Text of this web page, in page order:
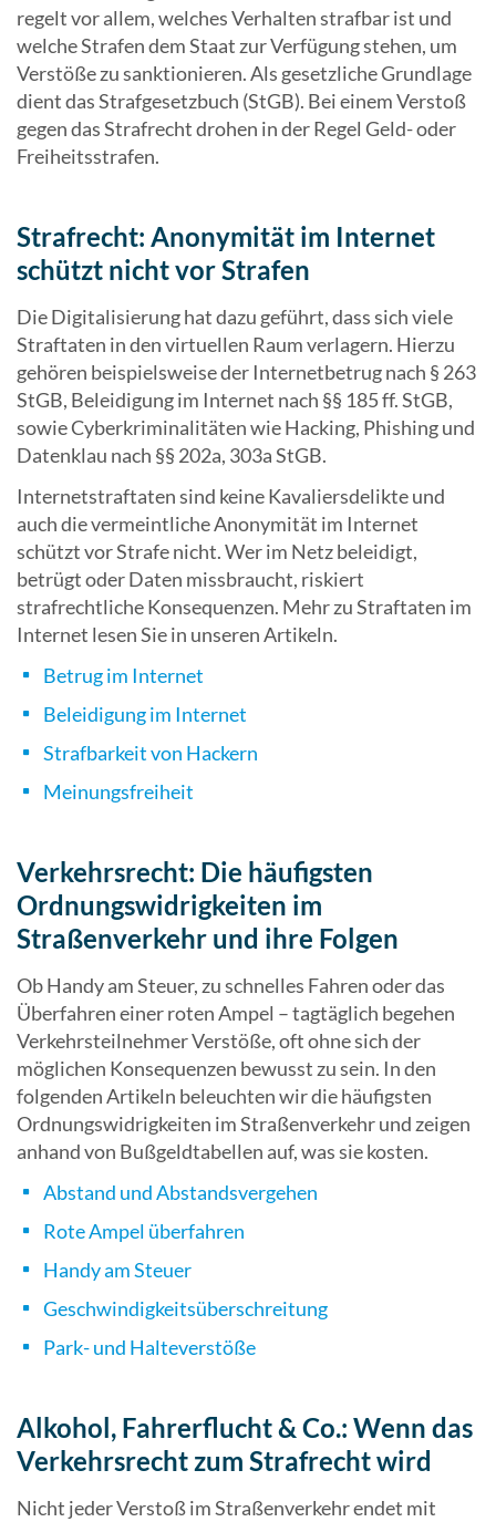
regelt vor allem, welches Verhalten strafbar ist und
welche Strafen dem Staat zur Verfügung stehen, um
Verstöße zu sanktionieren. Als gesetzliche Grundlage
dient das Strafgesetzbuch (StGB). Bei einem Verstoß
gegen das Strafrecht drohen in der Regel Geld- oder
Freiheitsstrafen.
Strafrecht: Anonymität im Internet
schützt nicht vor Strafen
Die Digitalisierung hat dazu geführt, dass sich viele
Straftaten in den virtuellen Raum verlagern. Hierzu
gehören beispielsweise der Internetbetrug nach § 263
StGB, Beleidigung im Internet nach §§ 185 ff. StGB,
sowie Cyberkriminalitäten wie Hacking, Phishing und
Datenklau nach §§ 202a, 303a StGB.
Internetstraftaten sind keine Kavaliersdelikte und
auch die vermeintliche Anonymität im Internet
schützt vor Strafe nicht. Wer im Netz beleidigt,
betrügt oder Daten missbraucht, riskiert
strafrechtliche Konsequenzen. Mehr zu Straftaten im
Internet lesen Sie in unseren Artikeln.
Betrug im Internet
Beleidigung im Internet
Strafbarkeit von Hackern
Meinungsfreiheit
Verkehrsrecht: Die häufigsten
Ordnungswidrigkeiten im
Straßenverkehr und ihre Folgen
Ob Handy am Steuer, zu schnelles Fahren oder das
Überfahren einer roten Ampel – tagtäglich begehen
Verkehrsteilnehmer Verstöße, oft ohne sich der
möglichen Konsequenzen bewusst zu sein. In den
folgenden Artikeln beleuchten wir die häufigsten
Ordnungswidrigkeiten im Straßenverkehr und zeigen
anhand von Bußgeldtabellen auf, was sie kosten.
Abstand und Abstandsvergehen
Rote Ampel überfahren
Handy am Steuer
Geschwindigkeitsüberschreitung
Park- und Halteverstöße
Alkohol, Fahrerflucht & Co.: Wenn das
Verkehrsrecht zum Strafrecht wird
Nicht jeder Verstoß im Straßenverkehr endet mit